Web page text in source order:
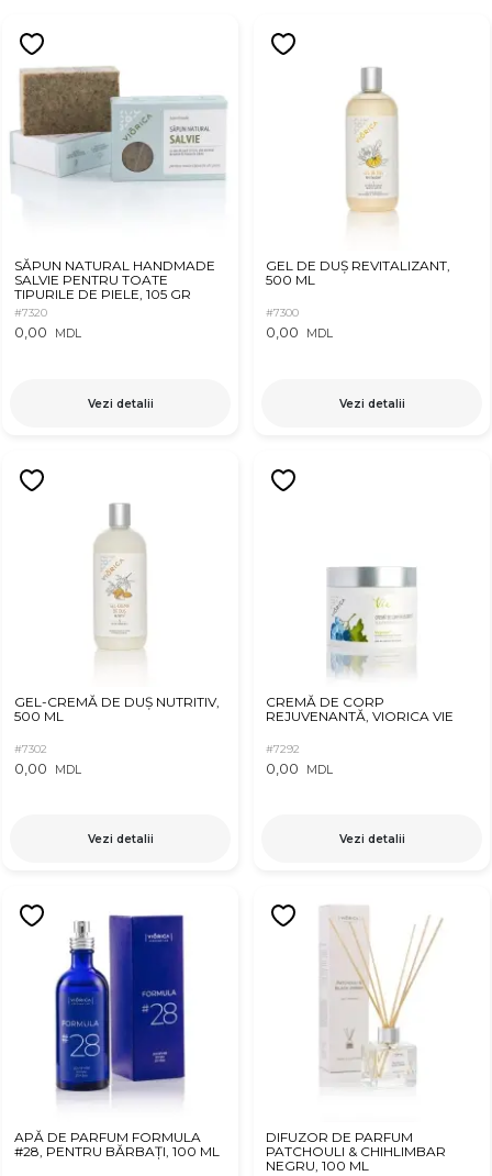
SĂPUN NATURAL HANDMADE
SALVIE PENTRU TOATE
TIPURILE DE PIELE, 105 GR
#7320
0,00 MDL
Vezi detalii
GEL DE DUȘ REVITALIZANT,
500 ML
#7300
0,00 MDL
Vezi detalii
GEL-CREMĂ DE DUȘ NUTRITIV,
500 ML
#7302
0,00 MDL
Vezi detalii
CREMĂ DE CORP
REJUVENANTĂ, VIORICA VIE
#7292
0,00 MDL
Vezi detalii
APĂ DE PARFUM FORMULA
#28, PENTRU BĂRBAȚI, 100 ML
DIFUZOR DE PARFUM
PATCHOULI & CHIHLIMBAR
NEGRU, 100 ML